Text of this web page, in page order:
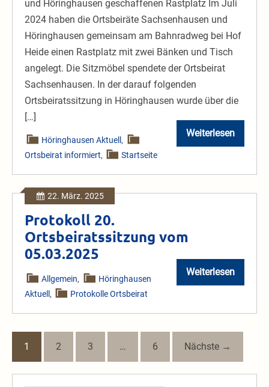
und Höringhausen geschaffenen Rastplatz Im Juli
2024 haben die Ortsbeiräte Sachsenhausen und
Höringhausen gemeinsam am Bahnradweg bei Hof
Heide einen Rastplatz mit zwei Bänken und Tisch
angelegt. Die Sitzmöbel spendete der Ortsbeirat
Sachsenhausen. In der darauf folgenden
Ortsbeiratssitzung in Höringhausen wurde über die
[…]
WeiterlesenBaumspende
für
Höringhausen Aktuell ,
Ortsbeirat informiert, Startseite
22. März. 2025
Protokoll 20.
Ortsbeiratssitzung vom
05.03.2025
Weiterlesen
Protokoll
20.
05.03.2025
Allgemein,
Höringhausen
Aktuell , Protokolle Ortsbeirat
1 2 3 … 6 Nächste →